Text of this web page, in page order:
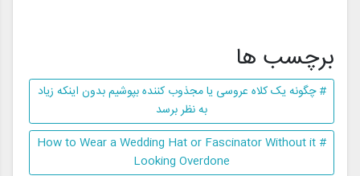
برچسب ها
# چگونه یک کلاه عروسی یا مجذوب کننده بپوشیم بدون اینکه زیاد
به نظر برسد
# How to Wear a Wedding Hat or Fascinator Without it
Looking Overdone